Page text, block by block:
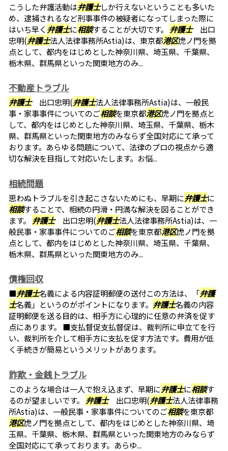
こうした弁護活動は弁護士しか行えないということも多いた
め、逮捕されるなど刑事事件の被疑者になってしまった際に
はいち早く 弁護士に相談することが大切です。 弁護士出口
忠明(弁護士法人法律事務所Astia)は、東京都港区虎ノ門を拠
点として、都内をはじめとした神奈川県、埼玉県、千葉県、
栃木県、群馬県といった関東地方のみ...
不動産トラブル
弁護士出口忠明(弁護士法人法律事務所Astia)は、一般民
事・家事事件についてのご相談を東京都港区虎ノ門を拠点と
して、都内をはじめとした神奈川県、埼玉県、千葉県、栃木
県、群馬県といった関東地方のみならず全国対応にて承って
おります。あらゆる問題について、法律のプロの視点から適
切な解決を目指して対応いたします。お悩...
相続問題
思わぬトラブルを引き起こさないためにも、早期に弁護士に
相談することで、相続の円滑・円満な解決を図ることができ
ます。 弁護士出口忠明(弁護士法人法律事務所Astia)は、一
般民事・家事事件についてのご相談を東京都港区虎ノ門を拠
点として、都内をはじめとした神奈川県、埼玉県、千葉県、
栃木県、群馬県といった関東地方のみ...
債権回収
■弁護士名義による内容証明郵便の送付この方法は、「弁護
士名義」というのがポイントになります。 弁護士名義の内容
証明郵便を送る目的は、相手方に心理的に任意の弁済を促す
点にあります。 ■支払督促支払督促は、裁判所に申立てを行
い、裁判所を介して相手方に支払を促す方法です。費用が低
く手続きが簡易というメリットがあります。
詐欺・金銭トラブル
このような場合は一人で抱え込まず、早期に弁護士に相談す
るのが望ましいです。 弁護士出口忠明(弁護士法人法律事務
所Astia)は、一般民事・家事事件についてのご相談を東京都
港区虎ノ門を拠点として、都内をはじめとした神奈川県、埼
玉県、千葉県、栃木県、群馬県といった関東地方のみならず
全国対応にて承っております。あらゆ...